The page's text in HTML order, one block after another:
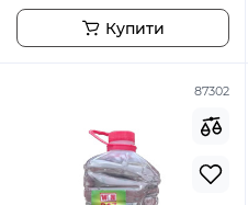
Купити
87302